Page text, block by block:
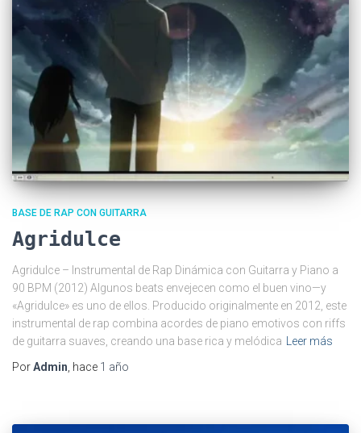
BASE DE RAP CON GUITARRA
Agridulce
Agridulce – Instrumental de Rap Dinámica con Guitarra y Piano a
90 BPM (2012) Algunos beats envejecen como el buen vino—y
«Agridulce» es uno de ellos. Producido originalmente en 2012, este
instrumental de rap combina acordes de piano emotivos con riffs
de guitarra suaves, creando una base rica y melódica Leer más
PorAdmin, hace 1 año